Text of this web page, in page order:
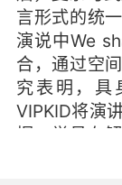
言形式的统
演说中We
合，通过空
究表明，具
VIPKID将演
据。学员在
念图谱拆解